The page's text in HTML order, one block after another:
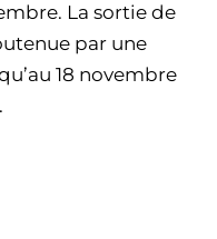
La sortie de
par une
18 novembre